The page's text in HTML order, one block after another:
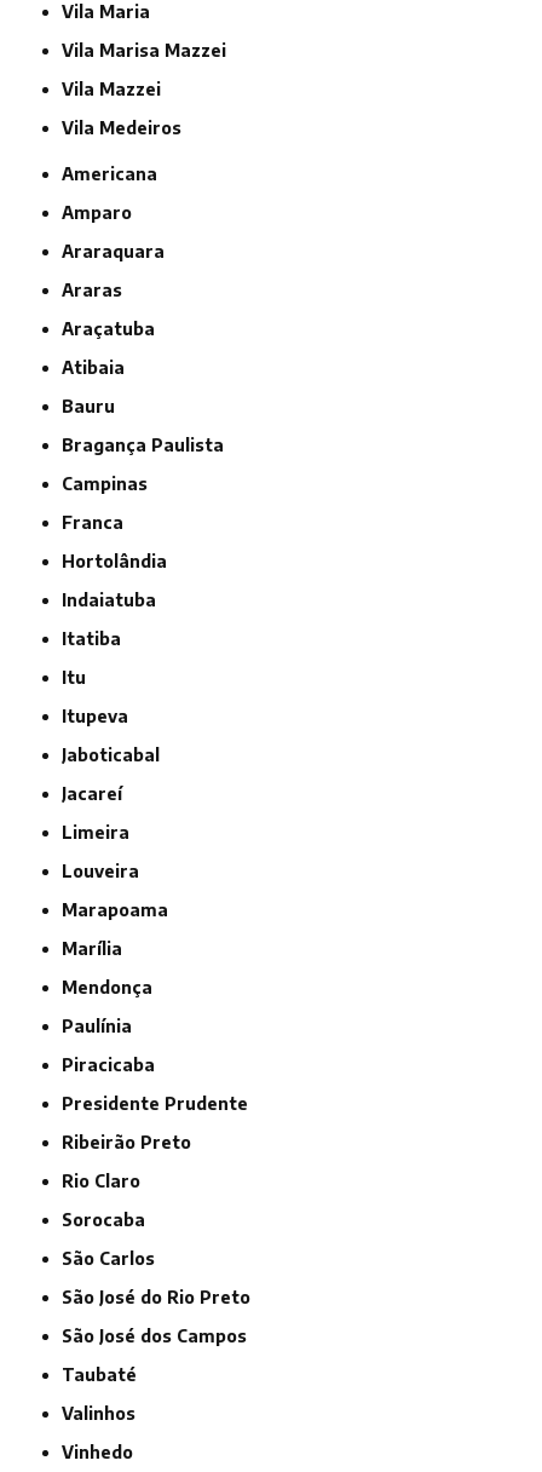
Vila Maria
Vila Marisa Mazzei
Vila Mazzei
Vila Medeiros
Americana
Amparo
Araraquara
Araras
Araçatuba
Atibaia
Bauru
Bragança Paulista
Campinas
Franca
Hortolândia
Indaiatuba
Itatiba
Itu
Itupeva
Jaboticabal
Jacareí
Limeira
Louveira
Marapoama
Marília
Mendonça
Paulínia
Piracicaba
Presidente Prudente
Ribeirão Preto
Rio Claro
Sorocaba
São Carlos
São José do Rio Preto
São José dos Campos
Taubaté
Valinhos
Vinhedo